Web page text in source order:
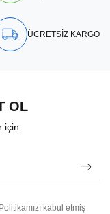
ÜCRETSİZ KARGO
OL
için
kabul etmiş